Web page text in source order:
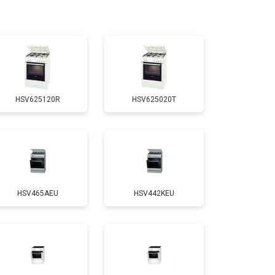
3000 ₽ Заказать
2750 ₽ Заказать
2590 ₽ Заказать
2600 ₽ Заказать
HSV625120R HSV625020T
HSV465AEU HSV442KEU